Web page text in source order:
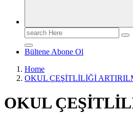
Search
for:
Bültene Abone Ol
Home
OKUL ÇEŞİTLİLİĞİ
OKUL